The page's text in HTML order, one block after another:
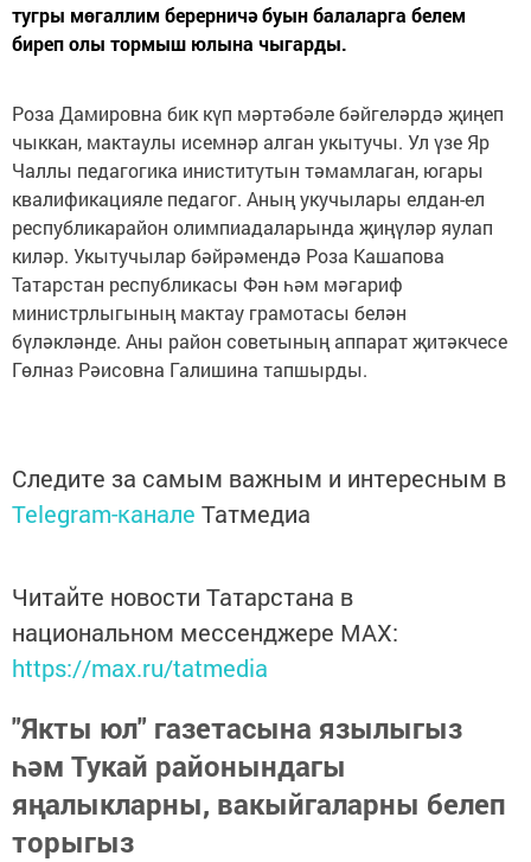
тугры мөгаллим берерничә буын балаларга белем
биреп олы тормыш юлына чыгарды.
Роза Дамировна бик күп мәртәбәле бәйгеләрдә җиңеп
чыккан, мактаулы исемнәр алган укытучы. Ул үзе Яр
Чаллы педагогика иниститутын тәмамлаган, югары
квалификацияле педагог. Аның укучылары елдан-ел
республикарайон олимпиадаларында җиңүләр яулап
киләр. Укытучылар бәйрәмендә Роза Кашапова
Татарстан республикасы Фән һәм мәгариф
министрлыгының мактау грамотасы белән
бүләкләнде. Аны район советының аппарат җитәкчесе
Гөлназ Рәисовна Галишина тапшырды.
Следите за самым важным и интересным в
Telegram-канале Татмедиа
Читайте новости Татарстана в
национальном мессенджере MАХ:
https://max.ru/tatmedia
"Якты юл" газетасына язылыгыз
һәм Тукай районындагы
яңалыкларны, вакыйгаларны белеп
торыгыз